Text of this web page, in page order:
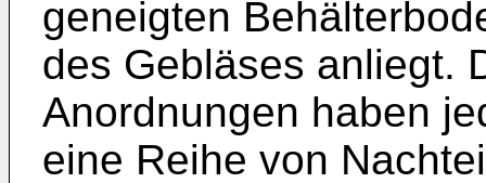
geneigten
des Gebläses anliegt.
Anordnungen haben
eine Reihe von